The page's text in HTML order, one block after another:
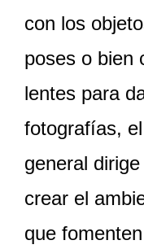
con los
poses o bien
lentes para
fotografías,
general
crear el
que